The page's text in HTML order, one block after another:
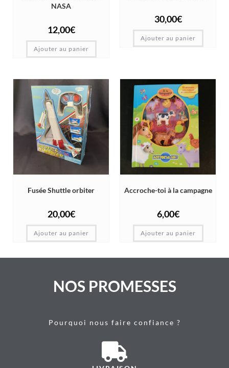
NASA
12,00€
Ajouter au panier
30,00€
Ajouter au panier
Fusée Shuttle orbiter
20,00€
Ajouter au panier
Accroche-toi à la campagne
6,00€
Ajouter au panier
NOS PROMESSES
Pourquoi nous faire confiance ?